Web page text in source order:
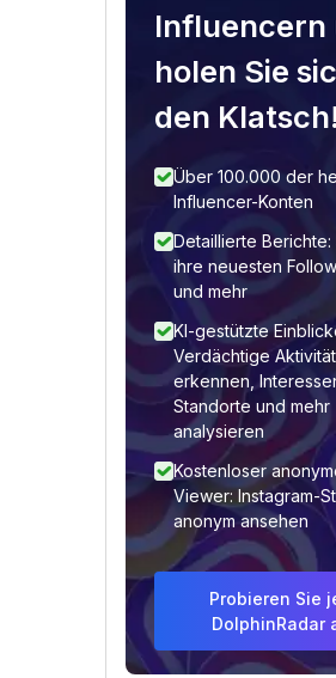
Influencern
holen Sie
den Klatsch!
Über 100.000 der
Influencer-Konten
Detaillierte Berichte:
ihre neuesten
und mehr
KI-gestützte
Verdächtige
erkennen,
Standorte und mehr
analysieren
Kostenloser
Viewer: Instagram-
anonym ansehen
Probieren Sie
DolphinRadar